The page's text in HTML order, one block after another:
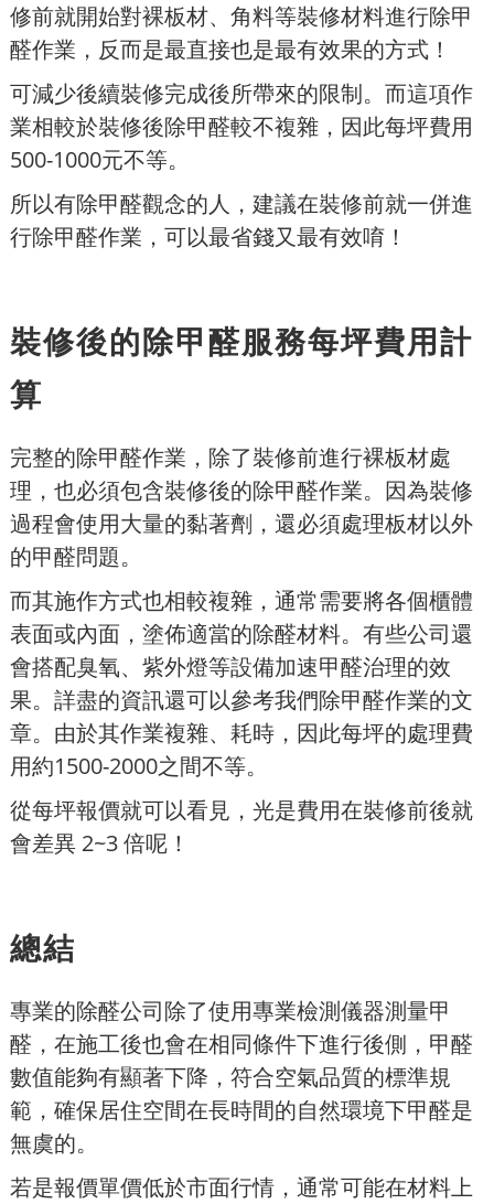
修前就開始對裸板材、角料等裝修材料進行除甲
醛作業，反而是最直接也是最有效果的方式！
可減少後續裝修完成後所帶來的限制。而這項作
業相較於裝修後除甲醛較不複雜，因此每坪費用
500-1000元不等。
所以有除甲醛觀念的人，建議在裝修前就一併進
行除甲醛作業，可以最省錢又最有效唷！
裝修後的除甲醛服務每坪費用計
算
完整的除甲醛作業，除了裝修前進行裸板材處
理，也必須包含裝修後的除甲醛作業。因為裝修
過程會使用大量的黏著劑，還必須處理板材以外
的甲醛問題。
而其施作方式也相較複雜，通常需要將各個櫃體
表面或內面，塗佈適當的除醛材料。有些公司還
會搭配臭氧、紫外燈等設備加速甲醛治理的效
果。詳盡的資訊還可以參考我們除甲醛作業的文
章。由於其作業複雜、耗時，因此每坪的處理費
用約1500-2000之間不等。
從每坪報價就可以看見，光是費用在裝修前後就
會差異 2~3 倍呢！
總結
專業的除醛公司除了使用專業檢測儀器測量甲
醛，在施工後也會在相同條件下進行後側，甲醛
數值能夠有顯著下降，符合空氣品質的標準規
範，確保居住空間在長時間的自然環境下甲醛是
無虞的。
若是報價單價低於市面行情，通常可能在材料上